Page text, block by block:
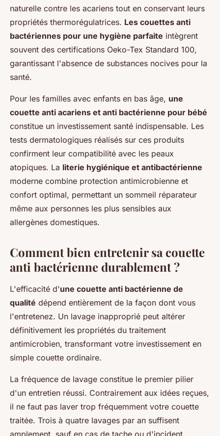
naturelle contre les acariens tout en conservant leurs
propriétés thermorégulatrices. Les couettes anti
bactériennes pour une hygiène parfaite intègrent
souvent des certifications Oeko-Tex Standard 100,
garantissant l'absence de substances nocives pour la
santé.
Pour les familles avec enfants en bas âge, une
couette anti acariens et anti bactérienne pour bébé
constitue un investissement santé indispensable. Les
tests dermatologiques réalisés sur ces produits
confirment leur compatibilité avec les peaux
atopiques. La literie hygiénique et antibactérienne
moderne combine protection antimicrobienne et
confort optimal, permettant un sommeil réparateur
même aux personnes les plus sensibles aux
allergènes domestiques.
Comment bien entretenir sa couette
anti bactérienne durablement ?
L'efficacité d'une couette anti bactérienne de
qualité dépend entièrement de la façon dont vous
l'entretenez. Un lavage inapproprié peut altérer
définitivement les propriétés du traitement
antimicrobien, transformant votre investissement en
simple couette ordinaire.
La fréquence de lavage constitue le premier pilier
d'un entretien réussi. Contrairement aux idées reçues,
il ne faut pas laver trop fréquemment votre couette
traitée. Trois à quatre lavages par an suffisent
amplement, sauf en cas de tache ou d'incident